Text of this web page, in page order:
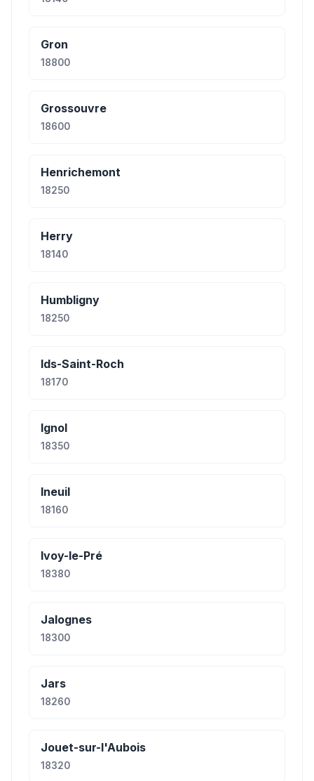
Gron
18800
Grossouvre
18600
Henrichemont
18250
Herry
18140
Humbligny
18250
Ids-Saint-Roch
18170
Ignol
18350
Ineuil
18160
Ivoy-le-Pré
18380
Jalognes
18300
Jars
18260
Jouet-sur-l'Aubois
18320